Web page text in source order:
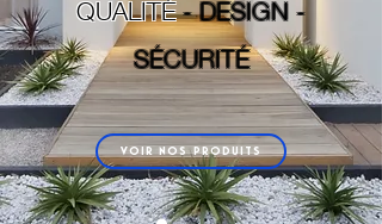
SÉCURITÉ
VOIR NOS PRODUITS